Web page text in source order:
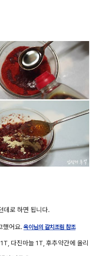
데로 하면 됩니다.
했어요.옥이님의 갈치조림 참조
다진마늘 1T, 후추약간에 올리